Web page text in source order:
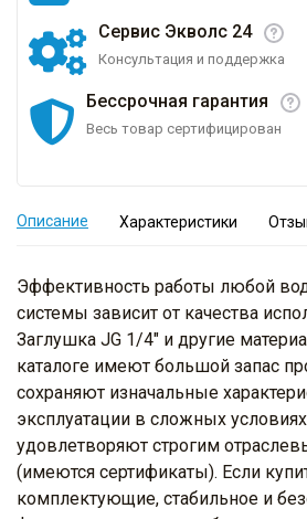
Сервис Экволс 24
Консультация и поддержка
Бессрочная гарантия
Весь товар сертифицирован
Описание Характеристики
Эффективность работы любой
системы зависит от качества
Заглушка JG 1/4" и другие
каталоге имеют большой запас
сохраняют изначальные
эксплуатации в сложных
удовлетворяют строгим
(имеются сертификаты). Если
комплектующие, стабильное и